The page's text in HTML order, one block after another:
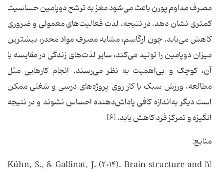
مصرف مداوم پورن باعث می‌شود مغز به ترشح دوپامین حساسیت
کمتری نشان دهد. در نتیجه، لذت فعالیت‌های معمولی و ضروری
کاهش می‌یابد. چون ارگاسم، مشابه مصرف مواد مخدر، بیشترین
میزان دوپامین را تولید می‌کند، سایر لذت‌های زندگی در مقایسه با
آن، کوچک و بی‌اهمیت به نظر می‌رسند. انجام کارهایی مثل
مطالعه، ورزش سبک یا کار روی پروژه‌های درسی و شغلی ممکن
است دیگر به‌اندازه کافی پاداش‌دهنده احساس نشوند و در نتیجه
انگیزه و تمرکز فرد کاهش یابد. [۶]
منابع:
[۱] Kühn, S., & Gallinat, J. (۲۰۱۴). Brain structure and